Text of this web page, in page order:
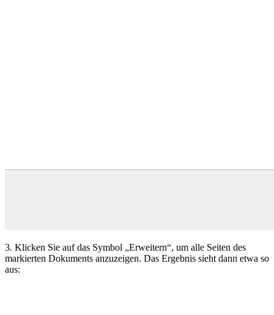
3. Klicken Sie auf das Symbol „Erweitern“, um alle Seiten des
markierten Dokuments anzuzeigen. Das Ergebnis sieht dann etwa so
aus: